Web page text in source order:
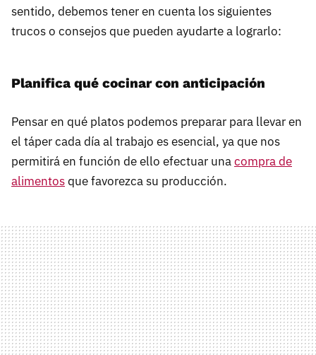
sentido, debemos tener en cuenta los siguientes
trucos o consejos que pueden ayudarte a lograrlo:
Planifica qué cocinar con anticipación
Pensar en qué platos podemos preparar para llevar en
el táper cada día al trabajo es esencial, ya que nos
permitirá en función de ello efectuar unacompra de
alimentosque favorezca su producción.